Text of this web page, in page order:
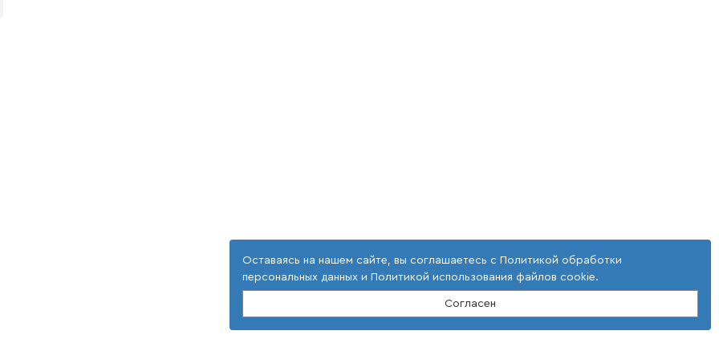
Оставаясь на нашем сайте, вы соглашаетесь с Политикой обработки
персональных данных и Политикой использования файлов cookie.
Согласен